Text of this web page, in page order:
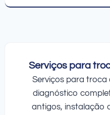
Serviços para
Serviços para troca
diagnóstico
antigos, instalação